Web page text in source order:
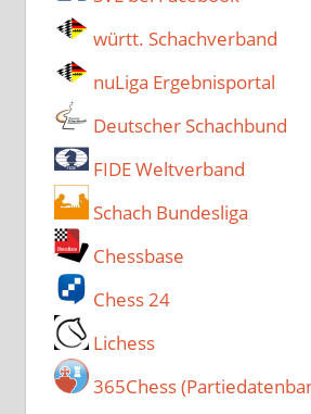
württ. Schachverband
nuLiga Ergebnisportal
Deutscher Schachbund
FIDE Weltverband
Schach Bundesliga
Chessbase
Chess 24
Lichess
365Chess